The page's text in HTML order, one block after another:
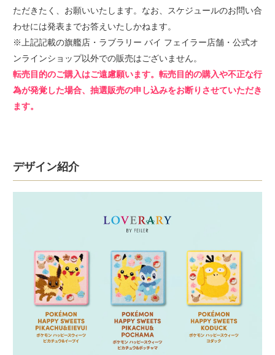
ただきたく、お願いいたします。なお、スケジュールのお問い合
わせには発表までお答えいたしかねます。
※上記記載の旗艦店・ラブラリー バイ フェイラー店舗・公式オ
ンラインショップ以外での販売はございません。
転売目的のご購入はご遠慮願います。転売目的の購入や不正な行
為が発覚した場合、抽選販売の申し込みをお断りさせていただき
ます。
デザイン紹介